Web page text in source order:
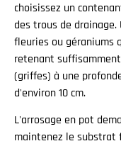
choisissez un
des trous de
fleuries ou géraniums
retenant
(griffes) à une
d'environ 10 cm.
L'arrosage en pot
maintenez le substrat